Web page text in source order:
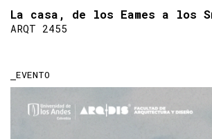
La casa, de los Eames a los
ARQT 2455
EVENTO